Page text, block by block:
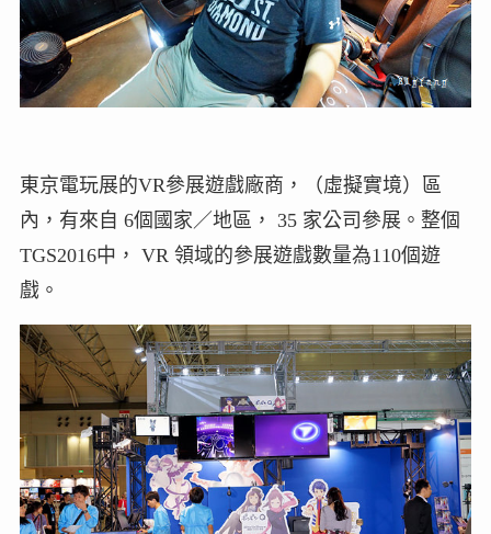
東京電玩展的VR參展遊戲廠商，（虛擬實境）區
內，有來自 6個國家／地區， 35 家公司參展。整個
TGS2016中， VR 領域的參展遊戲數量為110個遊
戲。